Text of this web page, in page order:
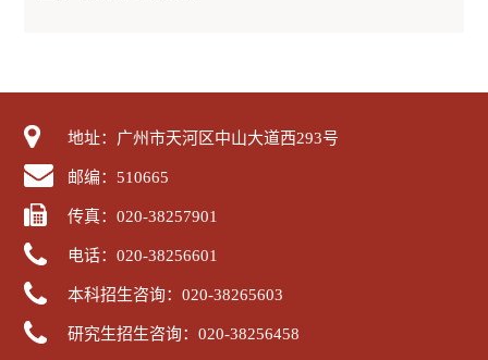
第 2 页
地址：广州市天河区中山大道西293号
邮编：510665
传真：020-38257901
电话：020-38256601
本科招生咨询：020-38265603
研究生招生咨询：020-38256458